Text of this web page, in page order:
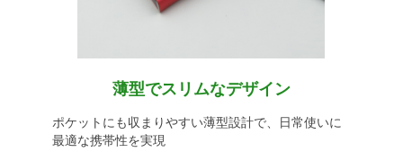
薄型でスリムなデザイン
ポケットにも収まりやすい薄型設計で、日常使いに
最適な携帯性を実現